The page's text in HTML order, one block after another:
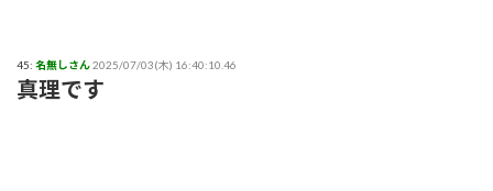
45: 名無しさん2025/07/03(木) 16:40:10.46
真理です